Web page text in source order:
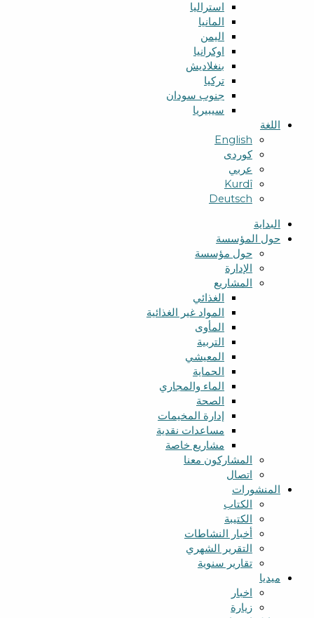
استراليا
المانيا
اليمن
اوكرانيا
بنغلاديش
تركيا
جنوب سودان
سيبيريا
اللغة
English
کوردی
عربي
Kurdî
Deutsch
البدایة
حول المؤسسة
حول مؤسسة
الإدارة
المشاریع
الغذائي
المواد غير الغذائية
المأوى
التربية
المعيشي
الحماية
الماء والمجاري
الصحة
إدارة المخيمات
مساعدات نقدية
مشاريع خاصة
المشارکون معنا
اتصال
المنشورات
الکتاب
الکتیبة
أخبار النشاطات
التقرير الشهري
تقارير سنوية
میدیا
اخبار
زیارة